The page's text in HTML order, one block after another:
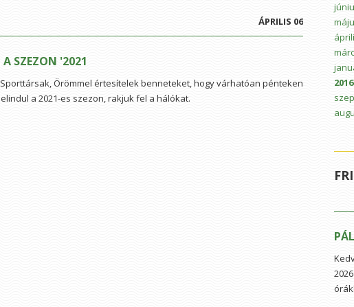
ÁPRILIS 06
SZEZON '2021
Örömmel értesítelek benneteket, hogy várhatóan pénteken
a 2021-es szezon, rakjuk fel a hálókat.
2016